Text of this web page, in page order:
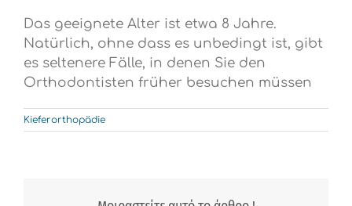
Das geeignete Alter ist etwa 8 Jahre.
Natürlich, ohne dass es unbedingt ist, gibt
es seltenere Fälle, in denen Sie den
Orthodontisten früher besuchen müssen
Kieferorthopädie